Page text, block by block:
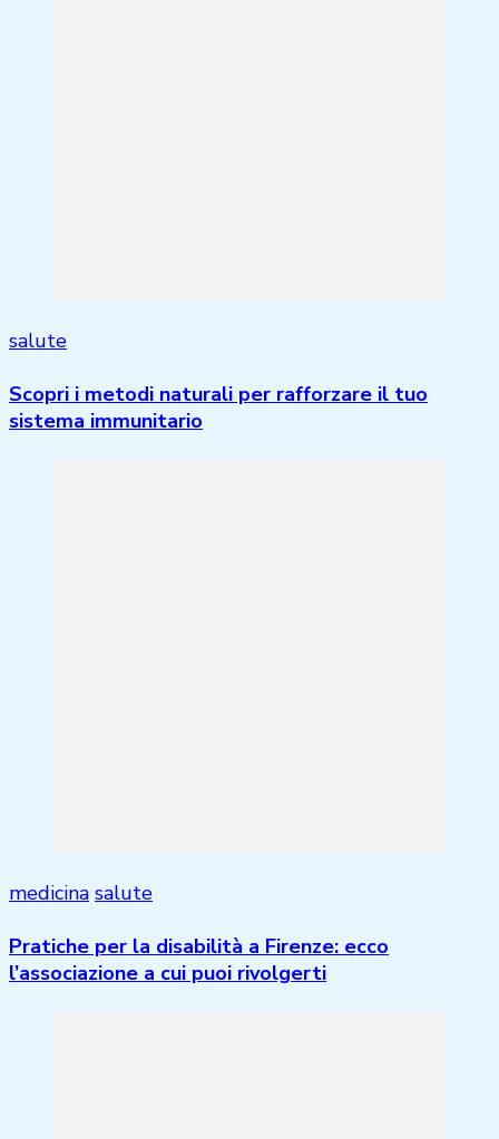
salute
Scopri i metodi naturali per rafforzare il tuo
sistema immunitario
medicina salute
Pratiche per la disabilità a Firenze: ecco
l’associazione a cui puoi rivolgerti